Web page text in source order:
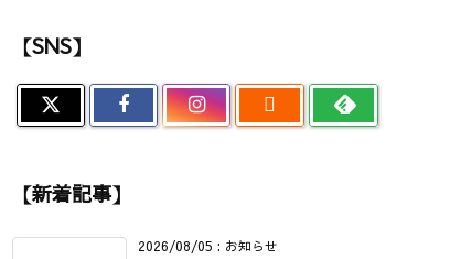
【SNS】

【新着記事】
2026/08/05 : お知らせ